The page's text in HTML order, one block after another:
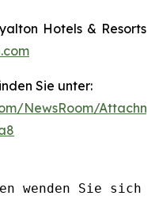
Hotels & Resorts
Sie unter:
NewsRoom/
wenden Sie sich